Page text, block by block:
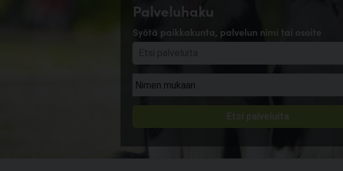
Palveluhaku
Syötä paikkakunta, palvelun nimi tai osoite